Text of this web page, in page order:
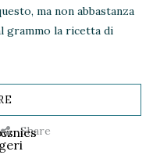
ma non abbastanza
grammo la ricetta di
Share